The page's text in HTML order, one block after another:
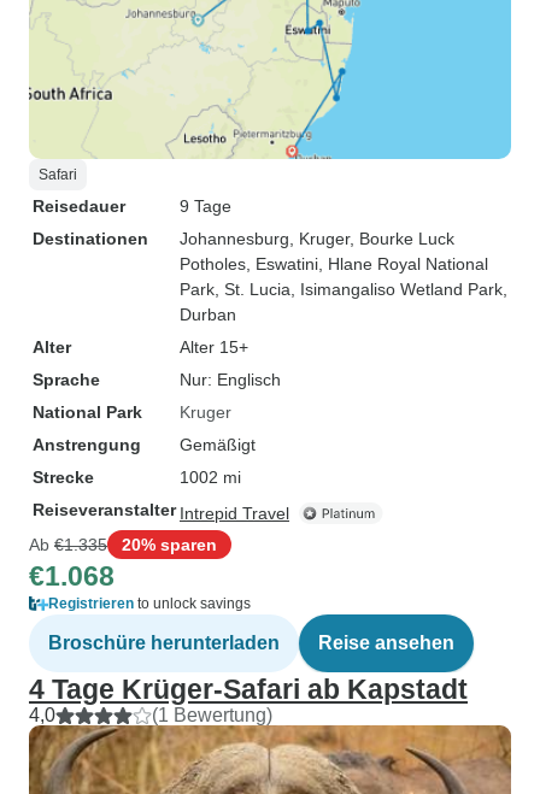
Safari
Reisedauer
9 Tage
Destinationen
Johannesburg , Kruger, Bourke Luck
Potholes , Eswatini , Hlane Royal National
Park , St. Lucia , Isimangaliso Wetland Park
Durban
Alter
Alter 15+
Sprache
Nur: Englisch
National Park
Kruger
Anstrengung
Gemäßigt
Strecke
1002 mi
Reiseveranstalter Intrepid Travel
Ab €1.335 20% sparen
€1.068
Registrieren to unlock savings
Broschüre herunterladen Reise ansehen
4 Tage Krüger-Safari ab Kapstadt
4,0 (1 Bewertung)